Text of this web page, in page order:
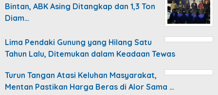
Bintan, ABK Asing Ditangkap dan 1,3 Ton
Diam…
Lima Pendaki Gunung yang Hilang Satu
Tahun Lalu, Ditemukan dalam Keadaan Tewas
Turun Tangan Atasi Keluhan Masyarakat,
Mentan Pastikan Harga Beras di Alor Sama …